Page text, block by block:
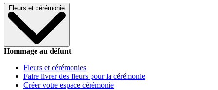
Fleurs et cérémonie
Hommage au défunt
Fleurs et cérémonies
Faire livrer des fleurs pour la cérémonie
Créer votre espace cérémonie